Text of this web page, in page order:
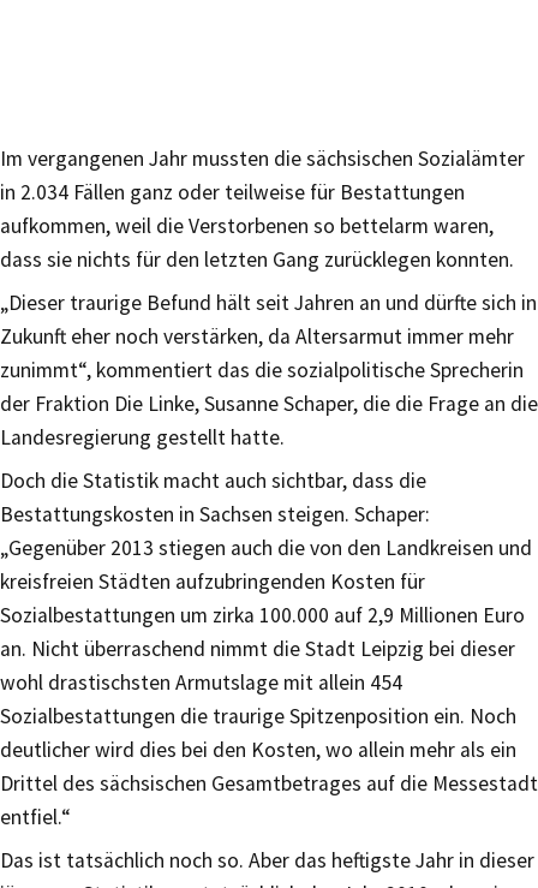
Im vergangenen Jahr mussten die sächsischen Sozialämter
in 2.034 Fällen ganz oder teilweise für Bestattungen
aufkommen, weil die Verstorbenen so bettelarm waren,
dass sie nichts für den letzten Gang zurücklegen konnten.
„Dieser traurige Befund hält seit Jahren an und dürfte sich in
Zukunft eher noch verstärken, da Altersarmut immer mehr
zunimmt“, kommentiert das die sozialpolitische Sprecherin
der Fraktion Die Linke, Susanne Schaper, die die Frage an die
Landesregierung gestellt hatte.
Doch die Statistik macht auch sichtbar, dass die
Bestattungskosten in Sachsen steigen. Schaper:
„Gegenüber 2013 stiegen auch die von den Landkreisen und
kreisfreien Städten aufzubringenden Kosten für
Sozialbestattungen um zirka 100.000 auf 2,9 Millionen Euro
an. Nicht überraschend nimmt die Stadt Leipzig bei dieser
wohl drastischsten Armutslage mit allein 454
Sozialbestattungen die traurige Spitzenposition ein. Noch
deutlicher wird dies bei den Kosten, wo allein mehr als ein
Drittel des sächsischen Gesamtbetrages auf die Messestadt
entfiel.“
Das ist tatsächlich noch so. Aber das heftigste Jahr in dieser